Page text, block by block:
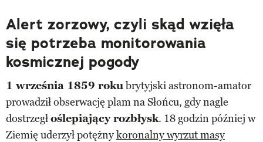
Alert zorzowy, czyli skąd wzięła
się potrzeba monitorowania
kosmicznej pogody
1 września 1859 rokubrytyjski astronom-amator
prowadził obserwację plam na Słońcu, gdy nagle
dostrzegłoślepiający rozbłysk. 18 godzin później w
Ziemię uderzył potężnykoronalny wyrzut masy